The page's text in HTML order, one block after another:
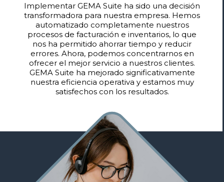
Gracias a GEMA Suite, nuestra empresa ha
dado un gran paso hacia la modernización. La
información detallada y en tiempo real sobre
ventas y salidas nos ha permitido tomar
decisiones informadas y estratégicas. La
capacidad de analizar datos con precisión ha
optimizado nuestros proyectos de
construcción y remodelación. Sin duda, GEMA
Suite es una herramienta esencial para
nuestro crecimiento.